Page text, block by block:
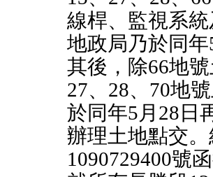
線桿、監視系
地政局乃於同
其後，除66地
27、28、70地
於同年5月28日
辦理土地點交
1090729400號